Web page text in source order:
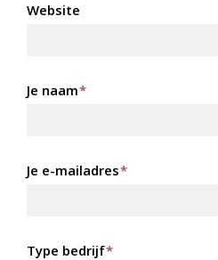
Website
Je naam*
Je e-mailadres*
Type bedrijf*